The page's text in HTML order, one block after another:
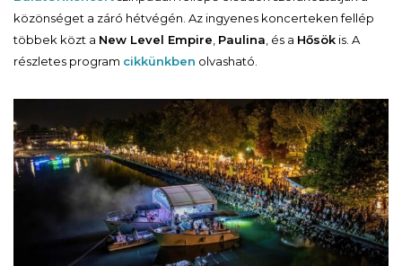
közönséget a záró hétvégén. Az ingyenes koncerteken fellép
többek közt a New Level Empire Paulina , és a Hősök is. A
részletes program cikkünkben olvasható.